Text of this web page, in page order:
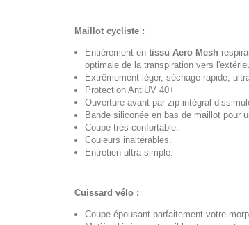
Maillot cycliste :
Entièrement en tissu Aero Mesh
optimale de la transpiration vers
Extrêmement léger, séchage rapide,
Protection AntiUV 40+
Ouverture avant par zip intégral
Bande siliconée en bas de maillot pour
Coupe très confortable.
Couleurs inaltérables.
Entretien ultra-simple.
Cuissard vélo :
Coupe épousant parfaitement votre